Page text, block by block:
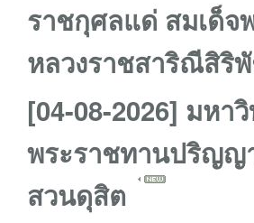
ราชกุศลแด่ สมเด็จ
หลวงราชสาริณีสิริ
[04-08-2026] มห
พระราชทานปริญญ
สวนดุสิต